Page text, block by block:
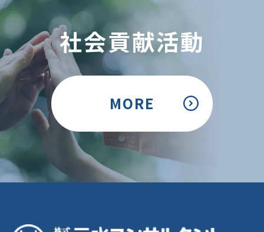
社会貢献活動
MORE